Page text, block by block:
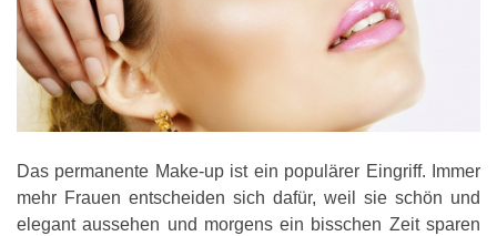
Das permanente Make-up ist ein populärer Eingriff. Immer
mehr Frauen entscheiden sich dafür, weil sie schön und
elegant aussehen und morgens ein bisschen Zeit sparen